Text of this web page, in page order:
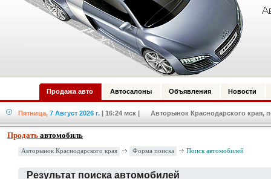
Продажа авто Автосалоны Объявления Новости
Пятница, 7 Август 2026 г. | 16:24 мск | Авторынок Краснодарского края,
Продать автомобиль
Авторынок Краснодарского края Форма поиска Поиск автомобилей
Результат поиска автомобилей